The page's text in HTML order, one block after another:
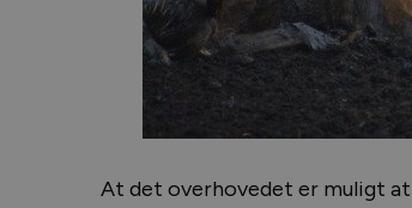
At det overhovedet er muligt